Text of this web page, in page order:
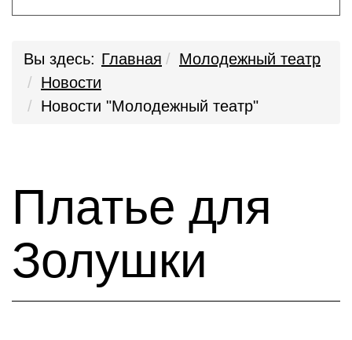
Вы здесь: Главная
Молодежный театр
Новости
Новости "Молодежный театр"
Платье для
Золушки